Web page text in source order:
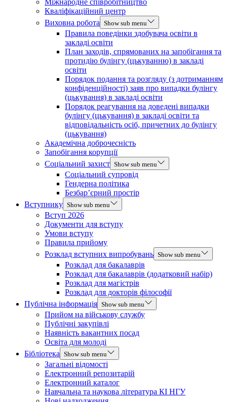
Міжнародне співробітництво
Кваліфікаційний центр
Виховна робота Show sub menu
Правила поведінки здобувача освіти в
закладі освіти
План заходів, спрямованих на запобігання та
протидію булінгу (цькуванню) в закладі
освіти
Порядок подання та розгляду (з дотриманням
конфіденційності) заяв про випадки булінгу
(цькування) в закладі освіти
Порядок реагування на доведені випадки
булінгу (цькування) в закладі освіти та
відповідальність осіб, причетних до булінгу
(цькування)
Академічна доброчесність
Запобігання корупції
Соціальний захист Show sub menu
Соціальний супровід
Гендерна політика
Безбар’єрний простір
Вступнику Show sub menu
Вступ 2026
Документи для вступу
Умови вступу
Правила прийому
Розклад вступних випробувань Show sub menu
Розклад для бакалаврів
Розклад для бакалаврів (додатковий набір)
Розклад для магістрів
Розклад для докторів філософії
Публічна інформація Show sub menu
Прийом на військову службу
Публічні закупівлі
Наявність вакантних посад
Освіта для молоді
Бібліотека Show sub menu
Загальні відомості
Електронний репозитарій
Електронний каталог
Навчальна та наукова література КІ НГУ